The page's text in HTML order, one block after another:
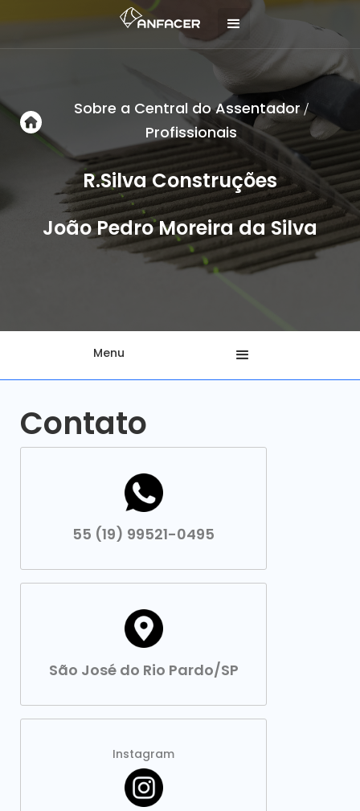
Sobre a Central do Assentador/
Profissionais
R.Silva Construções
João Pedro Moreira da Silva
Menu
Contato
55 (19) 99521-0495
São José do Rio Pardo/SP
Instagram